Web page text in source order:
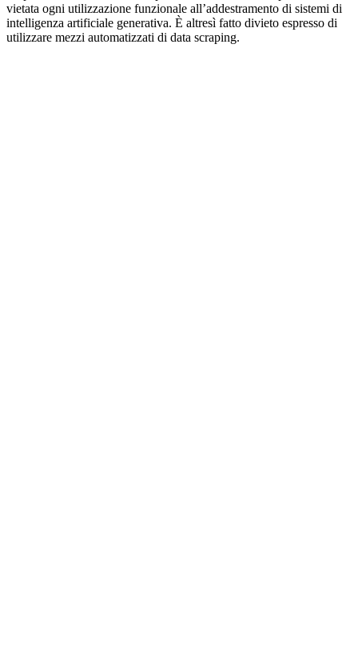
vietata ogni utilizzazione funzionale all’addestramento di sistemi di
intelligenza artificiale generativa. È altresì fatto divieto espresso di
utilizzare mezzi automatizzati di data scraping.